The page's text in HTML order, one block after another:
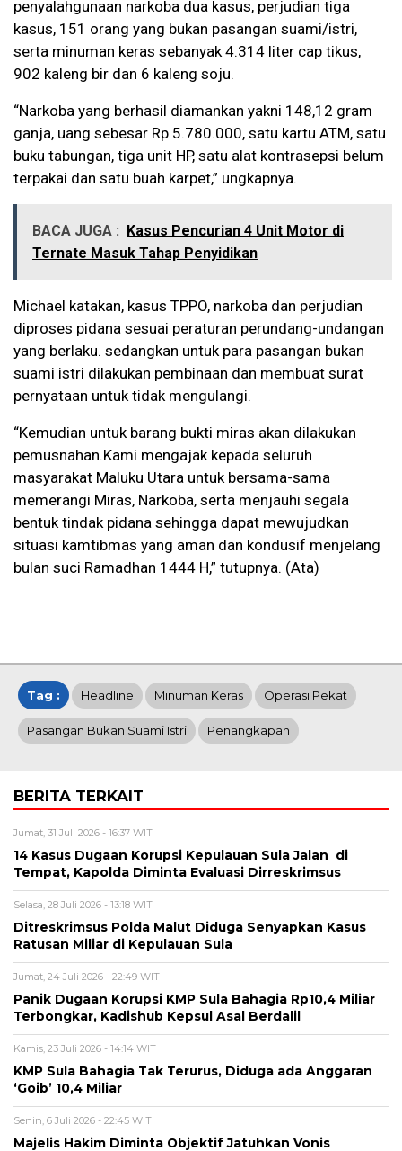
penyalahgunaan narkoba dua kasus, perjudian tiga
kasus, 151 orang yang bukan pasangan suami/istri,
serta minuman keras sebanyak 4.314 liter cap tikus,
902 kaleng bir dan 6 kaleng soju.
“Narkoba yang berhasil diamankan yakni 148,12 gram
ganja, uang sebesar Rp 5.780.000, satu kartu ATM, satu
buku tabungan, tiga unit HP, satu alat kontrasepsi belum
terpakai dan satu buah karpet,” ungkapnya.
BACA JUGA : Kasus Pencurian 4 Unit Motor di
Ternate Masuk Tahap Penyidikan
Michael katakan, kasus TPPO, narkoba dan perjudian
diproses pidana sesuai peraturan perundang-undangan
yang berlaku. sedangkan untuk para pasangan bukan
suami istri dilakukan pembinaan dan membuat surat
pernyataan untuk tidak mengulangi.
“Kemudian untuk barang bukti miras akan dilakukan
pemusnahan.Kami mengajak kepada seluruh
masyarakat Maluku Utara untuk bersama-sama
memerangi Miras, Narkoba, serta menjauhi segala
bentuk tindak pidana sehingga dapat mewujudkan
situasi kamtibmas yang aman dan kondusif menjelang
bulan suci Ramadhan 1444 H,” tutupnya. (Ata)
Tag : Headline Minuman Keras Operasi Pekat
Pasangan Bukan Suami Istri Penangkapan
BERITA TERKAIT
Jumat, 31 Juli 2026 - 16:37 WIT
14 Kasus Dugaan Korupsi Kepulauan Sula Jalan di
Tempat, Kapolda Diminta Evaluasi Dirreskrimsus
Selasa, 28 Juli 2026 - 13:18 WIT
Ditreskrimsus Polda Malut Diduga Senyapkan Kasus
Ratusan Miliar di Kepulauan Sula
Jumat, 24 Juli 2026 - 22:49 WIT
Panik Dugaan Korupsi KMP Sula Bahagia Rp10,4 Miliar
Terbongkar, Kadishub Kepsul Asal Berdalil
Kamis, 23 Juli 2026 - 14:14 WIT
KMP Sula Bahagia Tak Terurus, Diduga ada Anggaran
‘Goib’ 10,4 Miliar
Senin, 6 Juli 2026 - 22:45 WIT
Majelis Hakim Diminta Objektif Jatuhkan Vonis